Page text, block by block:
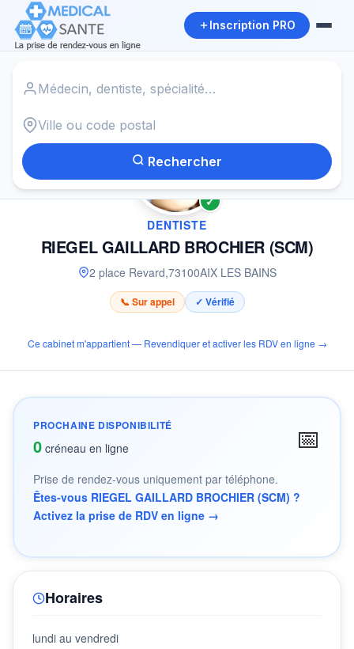
Inscription PRO
Rechercher
RIEGEL GAILLARD BROCHIER (SCM)
✓
DENTISTE
RIEGEL GAILLARD BROCHIER (SCM)
2 place Revard,73100AIX LES BAINS
📞 Sur appel ✓ Vérifié
Ce cabinet m'appartient — Revendiquer et activer les RDV en ligne →
PROCHAINE DISPONIBILITÉ
0 créneau en ligne 📅
Prise de rendez-vous uniquement par téléphone.
Êtes-vous RIEGEL GAILLARD BROCHIER (SCM) ?
Activez la prise de RDV en ligne →
Horaires
lundi au vendredi